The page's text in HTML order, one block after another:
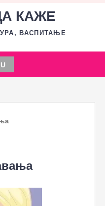
КАЖЕ
ВАСПИТАЊЕ